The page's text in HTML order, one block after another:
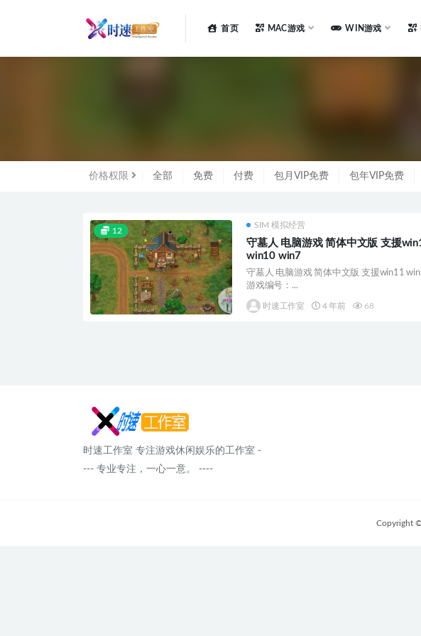
首页 MAC游戏 WIN游戏
价格权限 全部 免费 付费 包月VIP免费 包年VIP免费
12
SIM 模拟经营
守墓人 电脑游戏 简体中文版 支援
win10 win7
守墓人 电脑游戏 简体中文版 支援win11
游戏编号：...
时速工作室 4 年前 68
时速工作室 专注游戏休闲娱乐的工作室 -
--- 专业专注，一心一意。 ----
Copyright